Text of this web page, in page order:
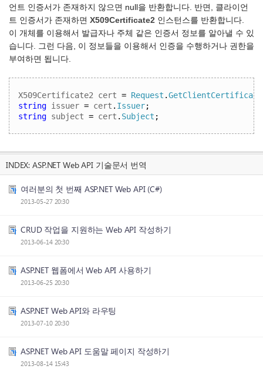
언트 인증서가 존재하지 않으면 null을 반환합니다. 반면, 클라이언
트 인증서가 존재하면 X509Certificate2 인스턴스를 반환합니다.
이 개체를 이용해서 발급자나 주체 같은 인증서 정보를 알아낼 수 있
습니다. 그런 다음, 이 정보들을 이용해서 인증을 수행하거나 권한을
부여하면 됩니다.
X509Certificate2 cert = Request .GetClientCertificate
string issuer = cert . Issuer;
string subject = cert . Subject ;
INDEX:ASP.NET Web API 기술문서 번역
여러분의 첫 번째 ASP.NET Web API (C#)
2013-05-27 20:30
CRUD 작업을 지원하는 Web API 작성하기
2013-06-14 20:30
ASP.NET 웹폼에서 Web API 사용하기
2013-06-25 20:30
ASP.NET Web API와 라우팅
2013-07-10 20:30
ASP.NET Web API 도움말 페이지 작성하기
2013-08-14 15:43